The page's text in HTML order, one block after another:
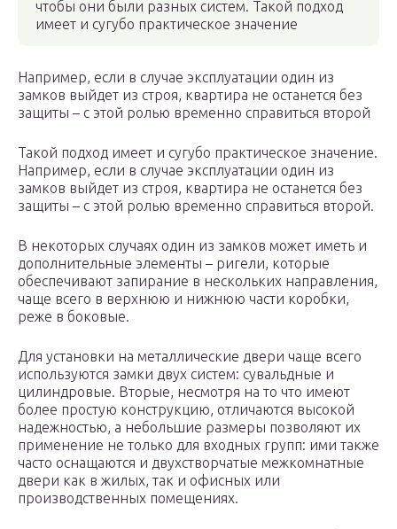
чтобы они были разных систем. Такой подход
имеет и сугубо практическое значение
Например, если в случае эксплуатации один из
замков выйдет из строя, квартира не останется без
защиты – с этой ролью временно справиться второй
Такой подход имеет и сугубо практическое значение.
Например, если в случае эксплуатации один из
замков выйдет из строя, квартира не останется без
защиты – с этой ролью временно справиться второй.
В некоторых случаях один из замков может иметь и
дополнительные элементы – ригели, которые
обеспечивают запирание в нескольких направления,
чаще всего в верхнюю и нижнюю части коробки,
реже в боковые.
Для установки на металлические двери чаще всего
используются замки двух систем: сувальдные и
цилиндровые. Вторые, несмотря на то что имеют
более простую конструкцию, отличаются высокой
надежностью, а небольшие размеры позволяют их
применение не только для входных групп: ими также
часто оснащаются и двухстворчатые межкомнатные
двери как в жилых, так и офисных или
производственных помещениях.